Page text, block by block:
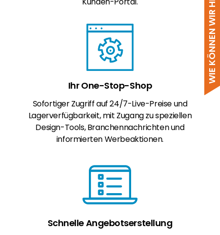
WIE KÖNNEN WIR HELFEN?
Ihr One-Stop-Shop
Sofortiger Zugriff auf 24/7-Live-Preise und
Lagerverfügbarkeit, mit Zugang zu speziellen
Design-Tools, Branchennachrichten und
informierten Werbeaktionen.
Schnelle Angebotserstellung